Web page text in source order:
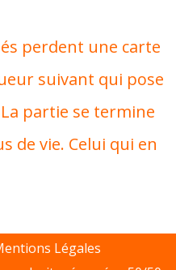
perdent une carte
suivant qui pose
partie se termine
de vie. Celui qui en
Légales